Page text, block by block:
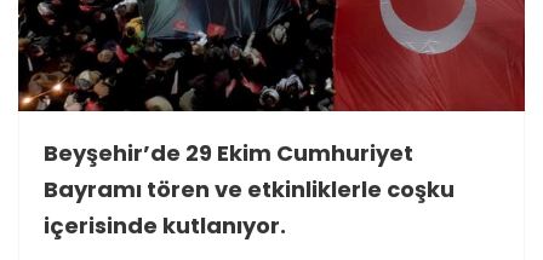
Beyşehir’de 29 Ekim Cumhuriyet
Bayramı tören ve etkinliklerle coşku
içerisinde kutlanıyor.